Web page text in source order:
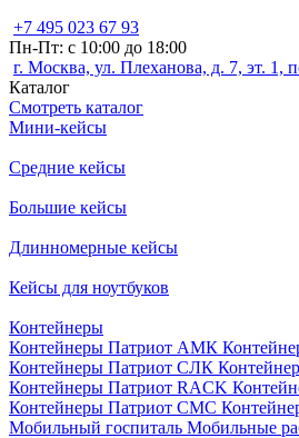
+7 495 023 67 93
Пн-Пт: с 10:00 до 18:00
г. Москва, ул. Плеханова, д. 7, эт. 1,
Каталог
Смотреть каталог
Мини-кейсы
Средние кейсы
Большие кейсы
Длинномерные кейсы
Кейсы для ноутбуков
Контейнеры
Контейнеры Патриот АМК
Контейнеры Патриот СЛК
Контейнеры Патриот RACK
Контейнеры Патриот СМС
Мобильный госпиталь Мобильные